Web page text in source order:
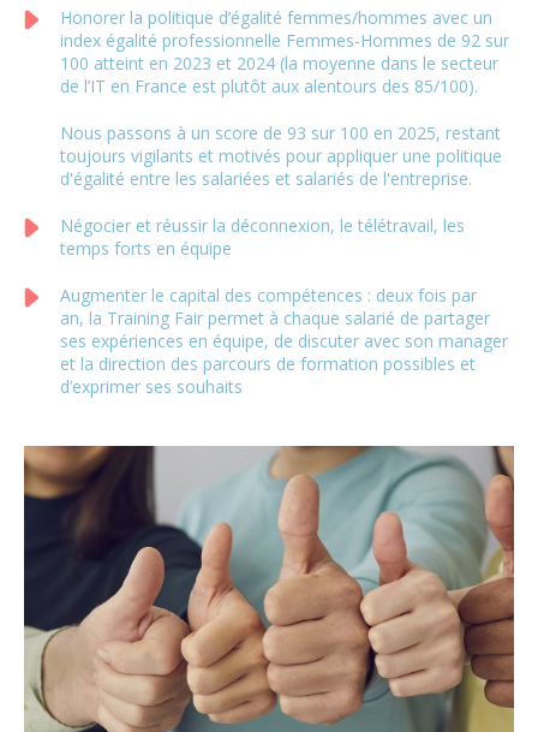
Honorer la politique d’égalité femmes/hommes avec un
index égalité professionnelle Femmes-Hommes de 92 sur
100 atteint en 2023 et 2024 (la moyenne dans le secteur
de l’IT en France est plutôt aux alentours des 85/100).
Nous passons à un score de 93 sur 100 en 2025, restant
toujours vigilants et motivés pour appliquer une politique
d'égalité entre les salariées et salariés de l'entreprise.
Négocier et réussir la déconnexion, le télétravail, les
temps forts en équipe
Augmenter le capital des compétences : deux fois par
an, la Training Fair permet à chaque salarié de partager
ses expériences en équipe, de discuter avec son manager
et la direction des parcours de formation possibles et
d’exprimer ses souhaits